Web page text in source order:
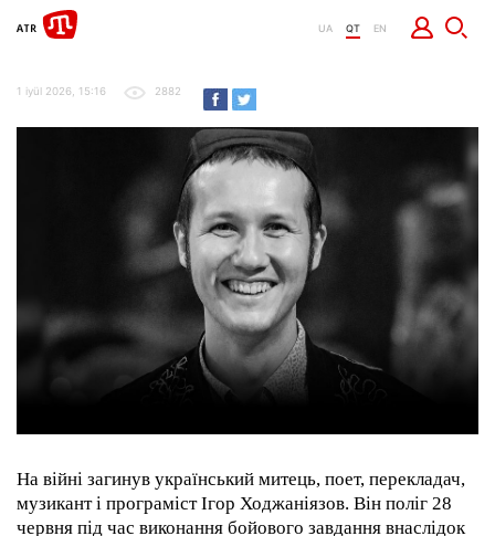
UA QT EN
1 iyül 2026, 15:16 2882
На війні загинув український митець, поет, перекладач,
музикант і програміст Ігор Ходжаніязов. Він поліг 28
червня під час виконання бойового завдання внаслідок